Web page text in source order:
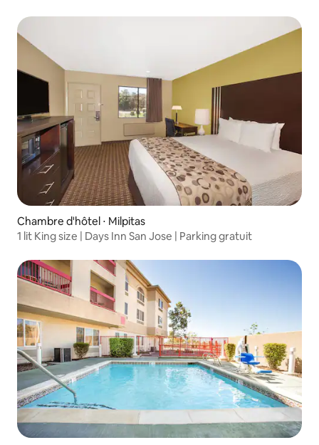
Chambre d'hôtel ⋅ Milpitas
1 lit King size | Days Inn San Jose | Parking gratuit